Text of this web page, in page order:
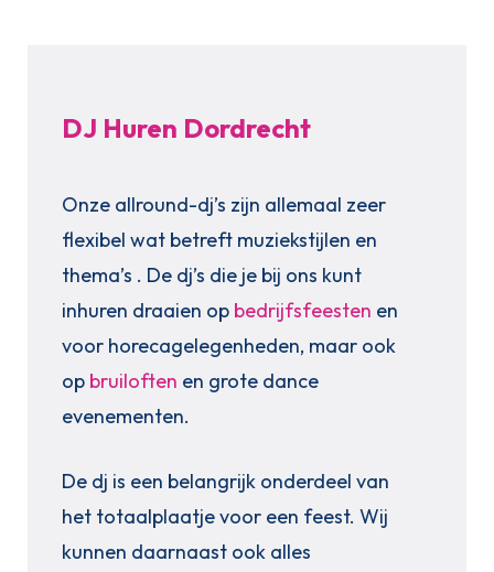
DJ Huren Dordrecht
Onze allround-dj’s zijn allemaal zeer
flexibel wat betreft muziekstijlen en
thema’s . De dj’s die je bij ons kunt
inhuren draaien op bedrijfsfeesten en
voor horecagelegenheden, maar ook
op bruiloften en grote dance
evenementen.
De dj is een belangrijk onderdeel van
het totaalplaatje voor een feest. Wij
kunnen daarnaast ook alles